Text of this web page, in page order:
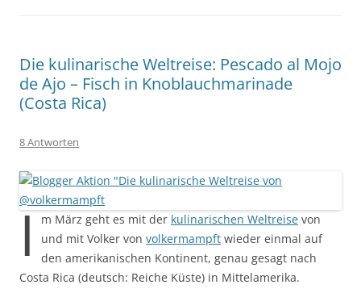
Die kulinarische Weltreise: Pescado al Mojo
de Ajo – Fisch in Knoblauchmarinade
(Costa Rica)
8 Antworten
I m März geht es mit der kulinarischen Weltreise von
und mit Volker von volkermampft wieder einmal auf
den amerikanischen Kontinent, genau gesagt nach
Costa Rica (deutsch: Reiche Küste) in Mittelamerika.